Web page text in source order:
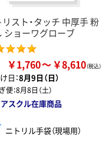
スト・タッチ 中厚手 粉
ショーワグローブ
￥1,760 ￥8,610
日：8月9日（日）
便：8月8日（土）
アスクル在庫商品
ニトリル手袋（現場用）